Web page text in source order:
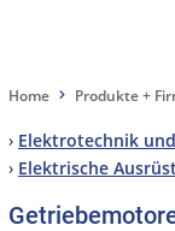
Home Produkte +
› Elektrotechnik
› Elektrische